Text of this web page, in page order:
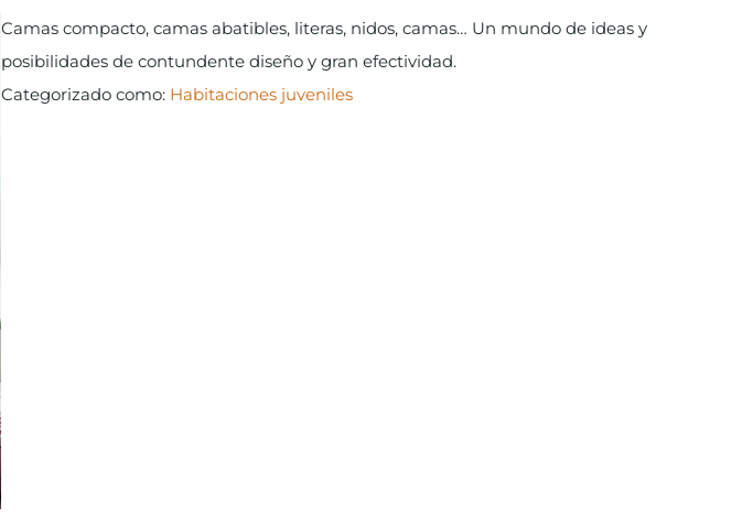
Camas compacto, camas abatibles, literas, nidos, camas… Un mundo de ideas y
posibilidades de contundente diseño y gran efectividad.
Categorizado como: Habitaciones juveniles